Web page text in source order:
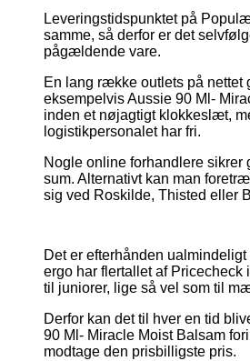
Leveringstidspunktet på
samme, så derfor er det
pågældende vare.
En lang række outlets på nettet
eksempelvis Aussie 90 Ml-
inden et nøjagtigt klokkeslæt,
logistikpersonalet har fri.
Nogle online forhandlere sikrer
sum. Alternativt kan man
sig ved Roskilde, Thisted eller
Det er efterhånden
ergo har flertallet af
til juniorer, lige så vel som til
Derfor kan det til hver en tid
90 Ml- Miracle Moist Balsam
modtage den prisbilligste pris.